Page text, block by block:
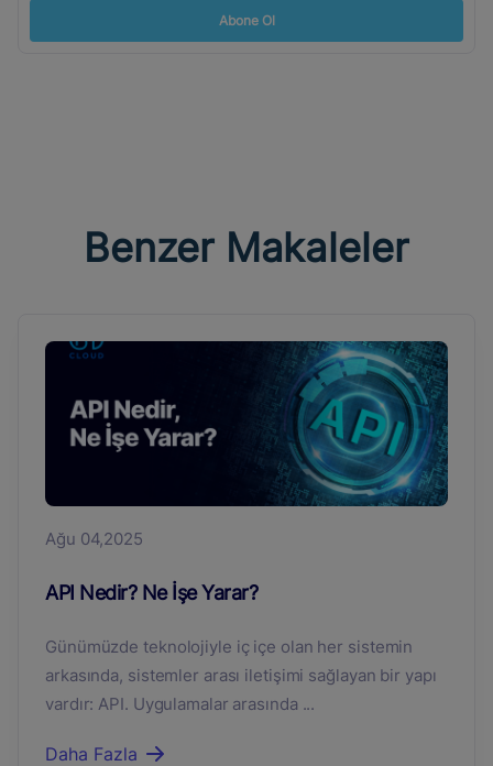
Abone Ol
Benzer Makaleler
Ağu 04,2025
API Nedir? Ne İşe Yarar?
Günümüzde teknolojiyle iç içe olan her sistemin
arkasında, sistemler arası iletişimi sağlayan bir yapı
vardır: API. Uygulamalar arasında ...
Daha Fazla